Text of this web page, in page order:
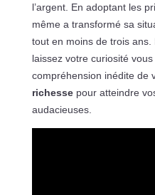
l’argent. En adoptant les
même a transformé sa
tout en moins de trois ans.
laissez votre curiosité
compréhension inédite de
richessepour atteindre
audacieuses.